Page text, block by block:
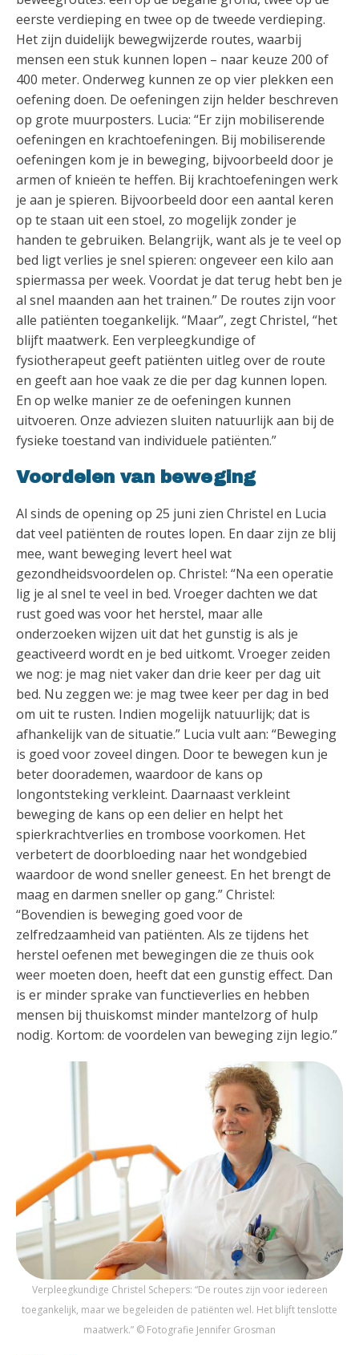
eerste verdieping en twee op de tweede verdieping.
Het zijn duidelijk bewegwijzerde routes, waarbij
mensen een stuk kunnen lopen – naar keuze 200 of
400 meter. Onderweg kunnen ze op vier plekken een
oefening doen. De oefeningen zijn helder beschreven
op grote muurposters. Lucia: “Er zijn mobiliserende
oefeningen en krachtoefeningen. Bij mobiliserende
oefeningen kom je in beweging, bijvoorbeeld door je
armen of knieën te heffen. Bij krachtoefeningen werk
je aan je spieren. Bijvoorbeeld door een aantal keren
op te staan uit een stoel, zo mogelijk zonder je
handen te gebruiken. Belangrijk, want als je te veel op
bed ligt verlies je snel spieren: ongeveer een kilo aan
spiermassa per week. Voordat je dat terug hebt ben je
al snel maanden aan het trainen.” De routes zijn voor
alle patiënten toegankelijk. “Maar”, zegt Christel, “het
blijft maatwerk. Een verpleegkundige of
fysiotherapeut geeft patiënten uitleg over de route
en geeft aan hoe vaak ze die per dag kunnen lopen.
En op welke manier ze de oefeningen kunnen
uitvoeren. Onze adviezen sluiten natuurlijk aan bij de
fysieke toestand van individuele patiënten.”
Voordelen van beweging
Al sinds de opening op 25 juni zien Christel en Lucia
dat veel patiënten de routes lopen. En daar zijn ze blij
mee, want beweging levert heel wat
gezondheidsvoordelen op. Christel: “Na een operatie
lig je al snel te veel in bed. Vroeger dachten we dat
rust goed was voor het herstel, maar alle
onderzoeken wijzen uit dat het gunstig is als je
geactiveerd wordt en je bed uitkomt. Vroeger zeiden
we nog: je mag niet vaker dan drie keer per dag uit
bed. Nu zeggen we: je mag twee keer per dag in bed
om uit te rusten. Indien mogelijk natuurlijk; dat is
afhankelijk van de situatie.” Lucia vult aan: “Beweging
is goed voor zoveel dingen. Door te bewegen kun je
beter doorademen, waardoor de kans op
longontsteking verkleint. Daarnaast verkleint
beweging de kans op een delier en helpt het
spierkrachtverlies en trombose voorkomen. Het
verbetert de doorbloeding naar het wondgebied
waardoor de wond sneller geneest. En het brengt de
maag en darmen sneller op gang.” Christel:
“Bovendien is beweging goed voor de
zelfredzaamheid van patiënten. Als ze tijdens het
herstel oefenen met bewegingen die ze thuis ook
weer moeten doen, heeft dat een gunstig effect. Dan
is er minder sprake van functieverlies en hebben
mensen bij thuiskomst minder mantelzorg of hulp
nodig. Kortom: de voordelen van beweging zijn legio.”
Verpleegkundige Christel Schepers: “De routes zijn voor iedereen
toegankelijk, maar we begeleiden de patiënten wel. Het blijft tenslotte
maatwerk.” © Fotografie Jennifer Grosman